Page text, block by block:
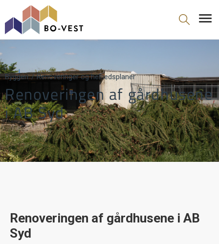
gå til indhold
Byggeri Renoveringer og helhedsplaner
Renoveringen af gårdhusene
i AB Syd
Renoveringen af gårdhusene i AB
Syd